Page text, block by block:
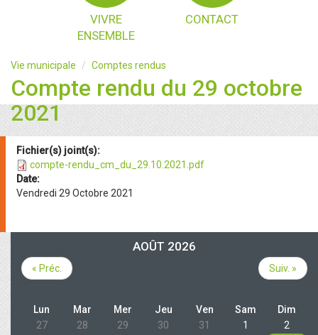
VIVRE
ENSEMBLE
CONTACT
Vie municipale Comptes rendus
Compte rendu du 29 octobre
2021
Fichier(s) joint(s):
compte-rendu_cm_du_29.10.2021.pdf
Date:
Vendredi 29 Octobre 2021
AOÛT 2026
« Préc. Suiv. »
Lun Mar Mer Jeu Ven Sam
Dim
27
28 29 30 31 1
2